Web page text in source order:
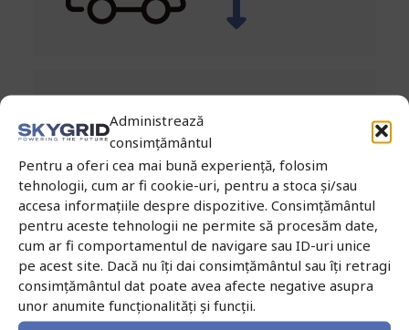
Administrează
consimțământul
Pentru a oferi cea mai bună experiență, folosim
tehnologii, cum ar fi cookie-uri, pentru a stoca și/sau
accesa informațiile despre dispozitive. Consimțământul
pentru aceste tehnologii ne permite să procesăm date,
cum ar fi comportamentul de navigare sau ID-uri unice
pe acest site. Dacă nu îți dai consimțământul sau îți retragi
consimțământul dat poate avea afecte negative asupra
unor anumite funcționalități și funcții.
ți cazul pentru
reparații,
înlocuiri de tip
„flyaway” sau
întreținere*.
Înregistrează-
ți
cazul
înlocuiri de tip
„flyaway” sau
întreținere*.
Înregistrează-
ți